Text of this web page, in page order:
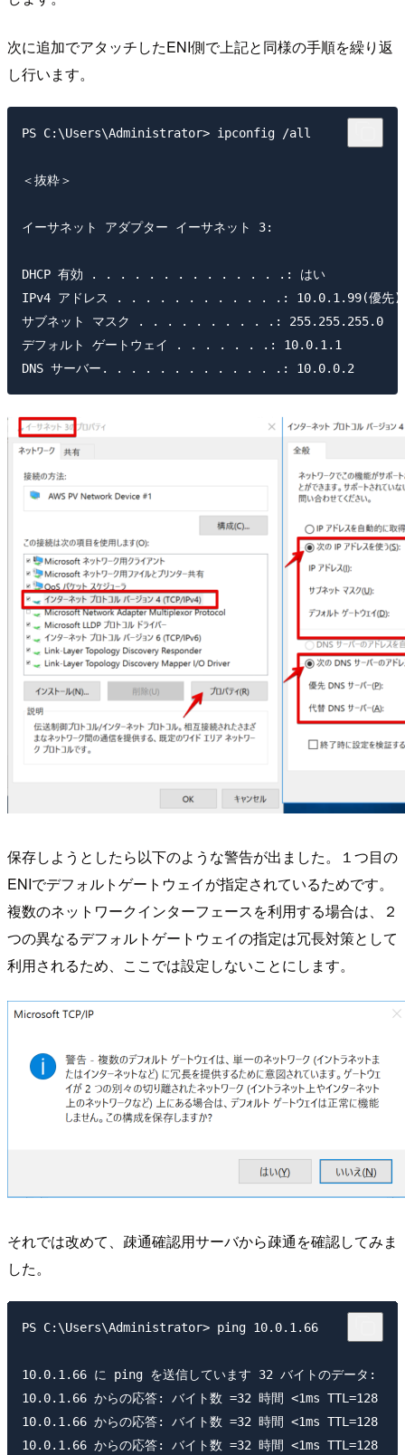
次に追加でアタッチしたENI側で上記と同様の手順を繰り返
し行います。
PS C:\Users\Administrator> ipconfig /all
＜抜粋＞
イーサネット アダプター イーサネット 3:
DHCP 有効 . . . . . . . . . . . . . .: はい
IPv4 アドレス . . . . . . . . . . . .: 10.0.1.99(優先)
サブネット マスク . . . . . . . . . .: 255.255.255.0
デフォルト ゲートウェイ . . . . . . .: 10.0.1.1
保存しようとしたら以下のような警告が出ました。１つ目の
ENIでデフォルトゲートウェイが指定されているためです。
複数のネットワークインターフェースを利用する場合は、２
つの異なるデフォルトゲートウェイの指定は冗長対策として
利用されるため、ここでは設定しないことにします。
それでは改めて、疎通確認用サーバから疎通を確認してみま
した。
PS C:\Users\Administrator> ping 10.0.1.66
10.0.1.66 に ping を送信しています 32 バイトのデータ:
10.0.1.66 からの応答: バイト数 =32 時間 <1ms TTL=128
10.0.1.66 からの応答: バイト数 =32 時間 <1ms TTL=128
10.0.1.66 からの応答: バイト数 =32 時間 <1ms TTL=128